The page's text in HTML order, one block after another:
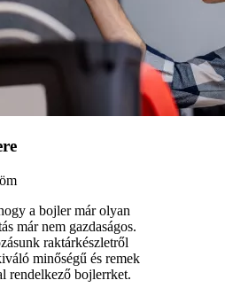
a bojler már olyan
már nem gazdaságos.
raktárkészletről
minőségű és remek
rendelkező bojlerrket.